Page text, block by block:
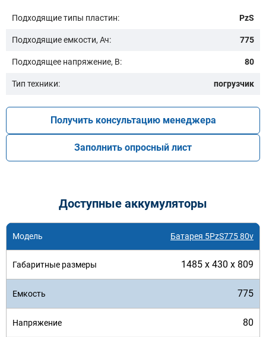
Подобрать
Подходящие типы пластин: PzS
Подходящие емкости, Ач: 775
Подходящее напряжение, В: 80
Тип техники: погрузчик
Получить консультацию менеджера
Заполнить опросный лист
Доступные аккумуляторы
Батарея 5PzS775 80v
1485 x 430 x 809
775
80